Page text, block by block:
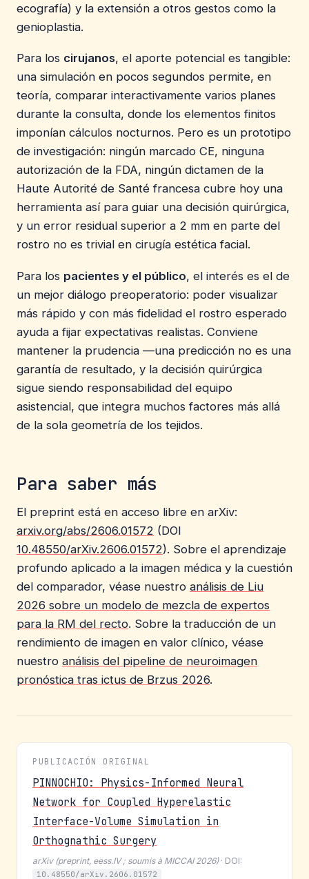
ecografía) y la extensión a otros gestos como la
genioplastia.
Para los cirujanos, el aporte potencial es tangible:
una simulación en pocos segundos permite, en
teoría, comparar interactivamente varios planes
durante la consulta, donde los elementos finitos
imponían cálculos nocturnos. Pero es un prototipo
de investigación: ningún marcado CE, ninguna
autorización de la FDA, ningún dictamen de la
Haute Autorité de Santé francesa cubre hoy una
herramienta así para guiar una decisión quirúrgica,
y un error residual superior a 2 mm en parte del
rostro no es trivial en cirugía estética facial.
Para los pacientes y el público, el interés es el de
un mejor diálogo preoperatorio: poder visualizar
más rápido y con más fidelidad el rostro esperado
ayuda a fijar expectativas realistas. Conviene
mantener la prudencia —una predicción no es una
garantía de resultado, y la decisión quirúrgica
sigue siendo responsabilidad del equipo
asistencial, que integra muchos factores más allá
de la sola geometría de los tejidos.
Para saber más
El preprint está en acceso libre en arXiv:
arxiv.org/abs/2606.01572 (DOI
10.48550/arXiv.2606.01572). Sobre el aprendizaje
profundo aplicado a la imagen médica y la cuestión
del comparador, véase nuestro análisis de Liu
2026 sobre un modelo de mezcla de expertos
para la RM del recto. Sobre la traducción de un
rendimiento de imagen en valor clínico, véase
nuestro análisis del pipeline de neuroimagen
pronóstica tras ictus de Brzus 2026.
PUBLICACIÓN ORIGINAL
PINNOCHIO: Physics-Informed Neural
Network for Coupled Hyperelastic
Interface-Volume Simulation in
Orthognathic Surgery
arXiv (preprint, eess.IV ; soumis à MICCAI 2026)· DOI:
10.48550/arXiv.2606.01572